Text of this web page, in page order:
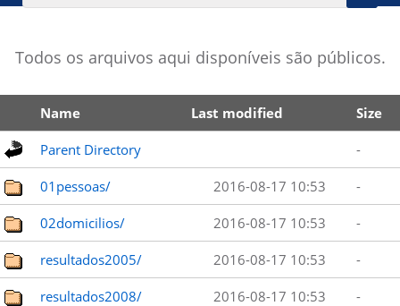
Todos os arquivos aqui disponíveis são públicos.
Name Last modified Size
Parent Directory -
01pessoas/ 2016-08-17 10:53 -
02domicilios/ 2016-08-17 10:53 -
resultados2005/ 2016-08-17 10:53 -
resultados2008/ 2016-08-17 10:53 -